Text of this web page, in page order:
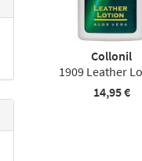
Collonil
1909 Leather
14,95 €